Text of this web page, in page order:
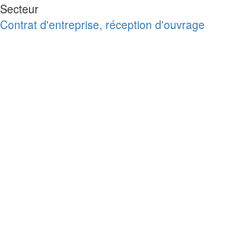
Secteur
Contrat d'entreprise, réception d'ouvrage